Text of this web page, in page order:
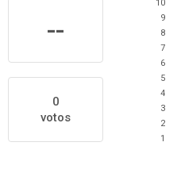
--
0
votos
10
9
8
7
6
5
4
3
2
1